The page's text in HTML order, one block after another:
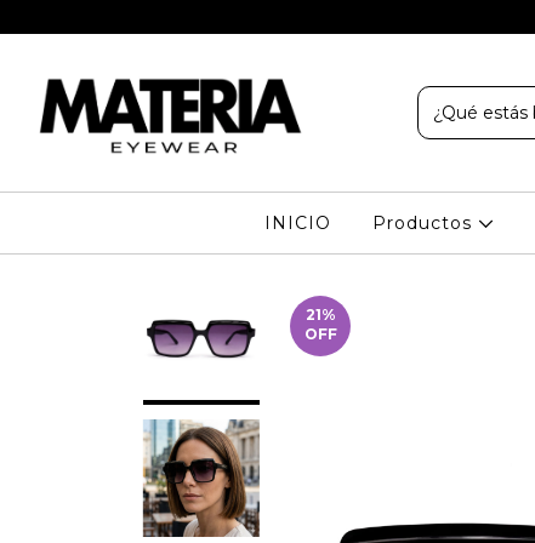
INICIO Productos
21%
OFF